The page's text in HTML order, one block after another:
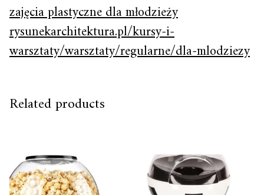
zajęcia plastyczne dla młodzieży
rysunekarchitektura.pl/kursy-i-
warsztaty/warsztaty/regularne/dla-mlodziezy
Related products